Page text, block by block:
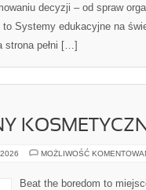
decyzji – od spraw
Systemy edukacyjne na
strona pełni […]
MOŻLIWOŚĆ
Beat the boredom to